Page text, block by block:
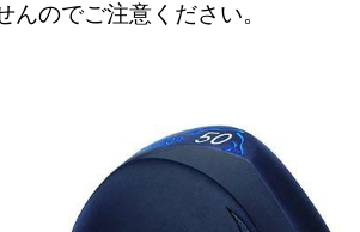
んのでご注意ください。